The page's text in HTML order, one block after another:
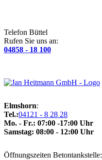
Telefon Büttel
Rufen Sie uns an:
04858 - 18 100
Elmshorn:
Tel.:04121 - 8 28 28
Mo. - Fr.: 07:00 -17:00 Uhr
Samstag: 08:00 - 12:00 Uhr
Öffnungszeiten Betontankstelle: